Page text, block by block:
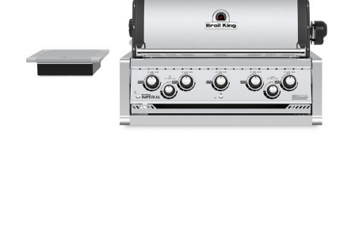
ΛΕΠΤΟΜΈΡΕΙΕΣ